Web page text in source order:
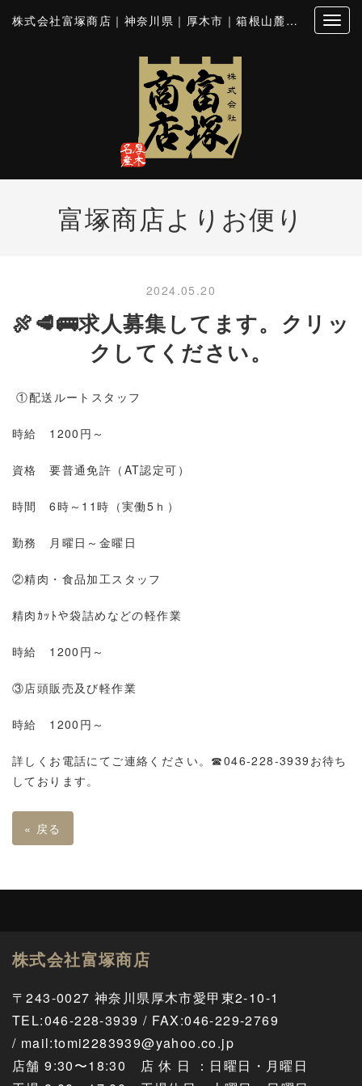
株式会社富塚商店｜神奈川県｜厚木市｜箱根山麓豚｜とん漬｜シロホルモン
富塚商店よりお便り
2024.05.20
🍖🥩🚌求人募集してます。クリッ
クしてください。
①配送ルートスタッフ
時給 1200円～
資格 要普通免許（AT認定可）
時間 6時～11時（実働5ｈ）
勤務 月曜日～金曜日
②精肉・食品加工スタッフ
精肉ｶｯﾄや袋詰めなどの軽作業
時給 1200円～
③店頭販売及び軽作業
時給 1200円～
詳しくお電話にてご連絡ください。☎046-228-3939お待ち
しております。
« 戻る
株式会社富塚商店
〒243-0027 神奈川県厚木市愛甲東2-10-1
TEL:046-228-3939 / FAX:046-229-2769
/ mail:tomi2283939@yahoo.co.jp
店舗 9:30〜18:30 店 休 日 ：日曜日・月曜日